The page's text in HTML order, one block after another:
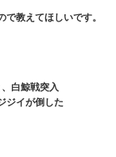
教えてほしいです。
白鯨戦突入
ジイが倒した